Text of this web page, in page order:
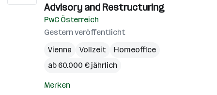
Advisory and Restructuring
PwC Österreich
Gestern veröffentlicht
Vienna
Vollzeit
Homeoffice
ab 60.000 € jährlich
Merken